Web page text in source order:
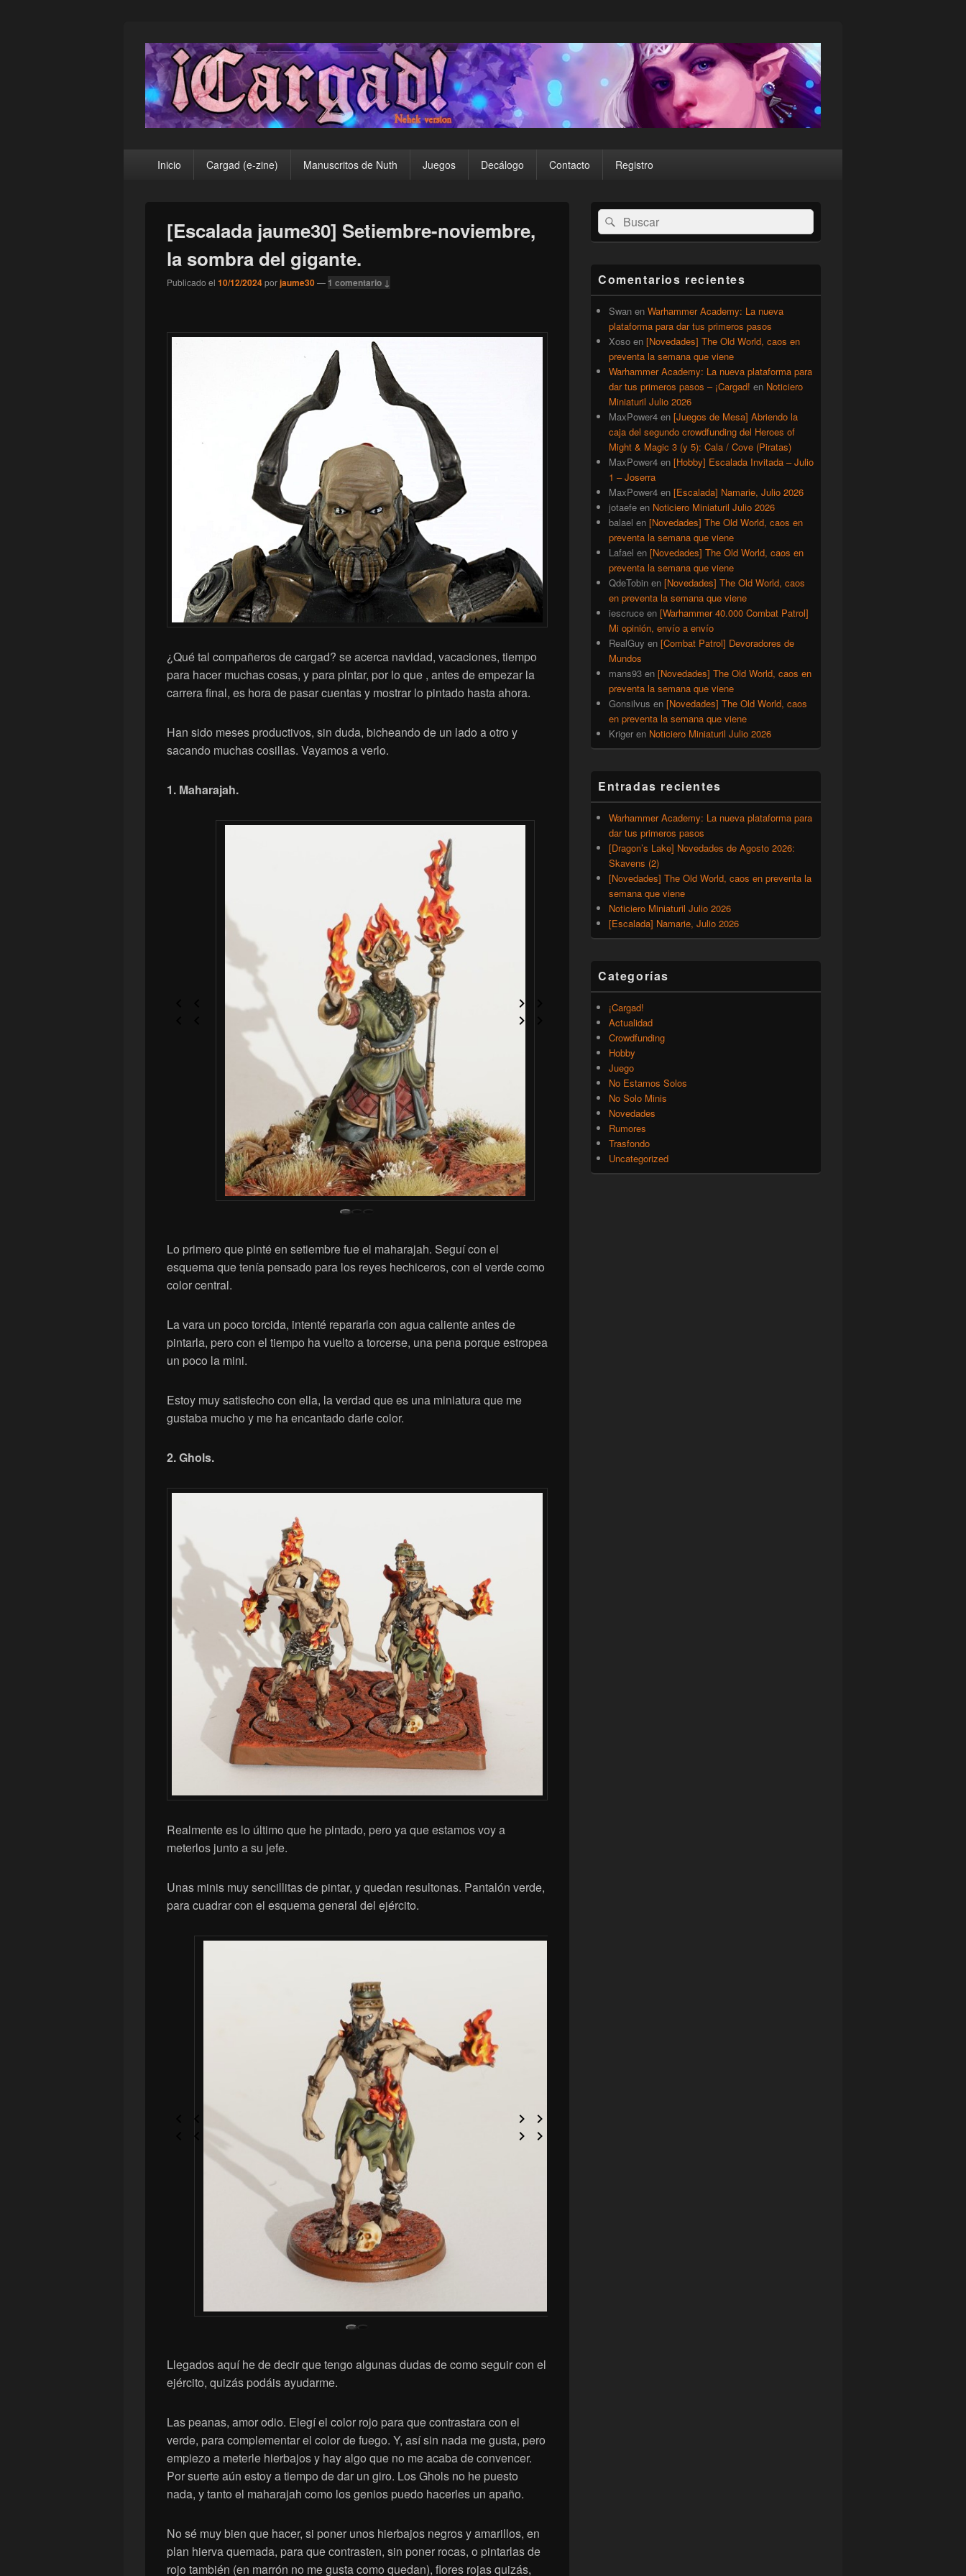
¡Cargad!
principalInicio Cargad (e-zine) Manuscritos de Nuth Juegos Decálogo Contacto Registro
[Escalada jaume30] Setiembre-noviembre,
la sombra del gigante.
Publicado el 10/12/2024porjaume30— 1 comentario ↓
¿Qué tal compañeros de cargad? se acerca navidad, vacaciones, tiempo
para hacer muchas cosas, y para pintar, por lo que , antes de empezar la
carrera final, es hora de pasar cuentas y mostrar lo pintado hasta ahora.
Han sido meses productivos, sin duda, bicheando de un lado a otro y
sacando muchas cosillas. Vayamos a verlo.
1. Maharajah.
Lo primero que pinté en setiembre fue el maharajah. Seguí con el
esquema que tenía pensado para los reyes hechiceros, con el verde como
color central.
La vara un poco torcida, intenté repararla con agua caliente antes de
pintarla, pero con el tiempo ha vuelto a torcerse, una pena porque estropea
un poco la mini.
Estoy muy satisfecho con ella, la verdad que es una miniatura que me
gustaba mucho y me ha encantado darle color.
2. Ghols.
Realmente es lo último que he pintado, pero ya que estamos voy a
meterlos junto a su jefe.
Unas minis muy sencillitas de pintar, y quedan resultonas. Pantalón verde,
para cuadrar con el esquema general del ejército.
Llegados aquí he de decir que tengo algunas dudas de como seguir con el
ejército, quizás podáis ayudarme.
Las peanas, amor odio. Elegí el color rojo para que contrastara con el
verde, para complementar el color de fuego. Y, así sin nada me gusta, pero
empiezo a meterle hierbajos y hay algo que no me acaba de convencer.
Por suerte aún estoy a tiempo de dar un giro. Los Ghols no he puesto
nada, y tanto el maharajah como los genios puedo hacerles un apaño.
No sé muy bien que hacer, si poner unos hierbajos negros y amarillos, en
plan hierva quemada, para que contrasten, sin poner rocas, o pintarlas de
rojo también (en marrón no me gusta como quedan), flores rojas quizás,
El
área
de
lateral
primaria
Buscar
por:
Buscar
Comentarios recientes
Swan en Warhammer Academy: La nueva
plataforma para dar tus primeros pasos
Xoso en [Novedades] The Old World, caos en
preventa la semana que viene
Warhammer Academy: La nueva plataforma para
dar tus primeros pasos – ¡Cargad! en Noticiero
Miniaturil Julio 2026
MaxPower4 en [Juegos de Mesa] Abriendo la
caja del segundo crowdfunding del Heroes of
Might & Magic 3 (y 5): Cala / Cove (Piratas)
MaxPower4 en [Hobby] Escalada Invitada – Julio
1 – Joserra
MaxPower4 en [Escalada] Namarie, Julio 2026
jotaefe en Noticiero Miniaturil Julio 2026
balael en [Novedades] The Old World, caos en
preventa la semana que viene
Lafael en [Novedades] The Old World, caos en
preventa la semana que viene
QdeTobin en [Novedades] The Old World, caos
en preventa la semana que viene
iescruce en [Warhammer 40.000 Combat Patrol]
Mi opinión, envío a envío
RealGuy en [Combat Patrol] Devoradores de
Mundos
mans93 en [Novedades] The Old World, caos en
preventa la semana que viene
Gonsilvus en [Novedades] The Old World, caos
en preventa la semana que viene
Kriger en Noticiero Miniaturil Julio 2026
Entradas recientes
Warhammer Academy: La nueva plataforma para
dar tus primeros pasos
[Dragon’s Lake] Novedades de Agosto 2026:
Skavens (2)
[Novedades] The Old World, caos en preventa la
semana que viene
Noticiero Miniaturil Julio 2026
[Escalada] Namarie, Julio 2026
Categorías
¡Cargad!
Actualidad
Crowdfunding
Hobby
Juego
No Estamos Solos
No Solo Minis
Novedades
Rumores
Trasfondo
Uncategorized